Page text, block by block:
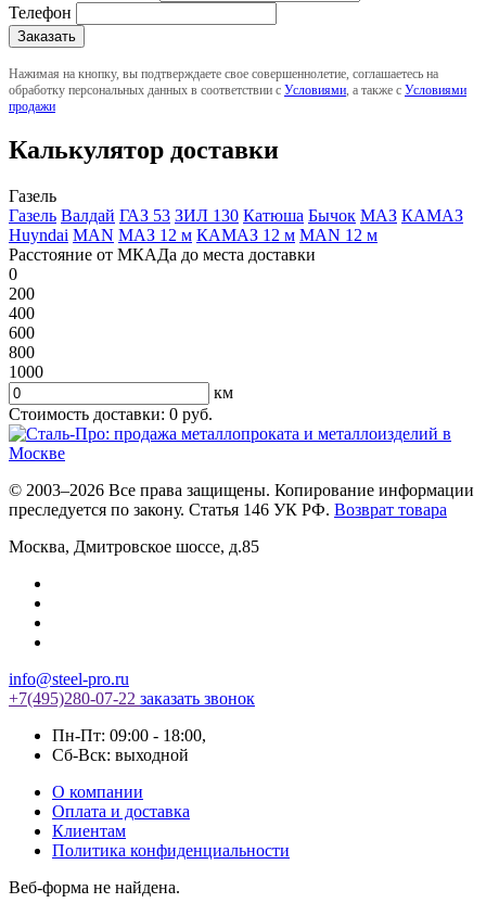
Телефон
Нажимая на кнопку, вы подтверждаете свое совершеннолетие, соглашаетесь на
обработку персональных данных в соответствии с Условиями , а также с Условиями
продажи
Калькулятор доставки
Газель
Газель Валдай ГАЗ 53 ЗИЛ 130 Катюша Бычок МАЗ КАМАЗ
Huyndai MAN МАЗ 12 м КАМАЗ 12 м MAN 12 м
Расстояние от МКАДа до места доставки
0
200
400
600
800
1000
км
Стоимость доставки: 0 руб.
© 2003–2026 Все права защищены. Копирование информации
преследуется по закону. Статья 146 УК РФ. Возврат товара
Москва, Дмитровское шоссе, д.85
info@steel-pro.ru
+7(495)280-07-22 заказать звонок
Пн-Пт: 09:00 - 18:00,
Cб-Вск: выходной
О компании
Оплата и доставка
Клиентам
Политика конфиденциальности
Веб-форма не найдена.